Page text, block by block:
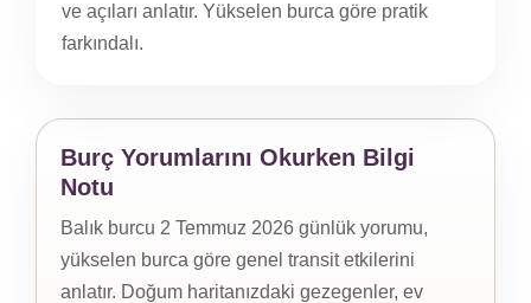
ve açıları anlatır. Yükselen burca göre pratik
farkındalı.
Burç Yorumlarını Okurken Bilgi
Notu
Balık burcu 2 Temmuz 2026 günlük yorumu,
yükselen burca göre genel transit etkilerini
anlatır. Doğum haritanızdaki gezegenler, ev